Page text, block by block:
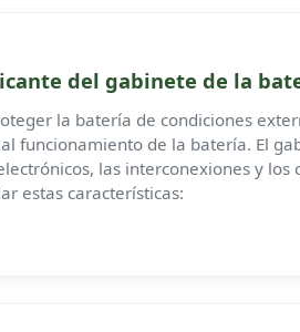
del gabinete de la
la batería de condiciones
funcionamiento de la batería. El
las interconexiones y los
estas características: